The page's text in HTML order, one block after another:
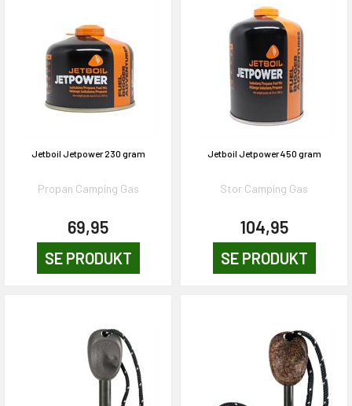
Jetboil Jetpower 230 gram
Propan Camping Gas
69,95
SE PRODUKT
Jetboil Jetpower 450 gram
Stor Camping Gas
104,95
SE PRODUKT